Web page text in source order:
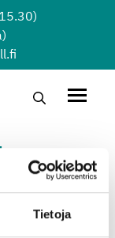
Tietoja
Sök …
en
med
min